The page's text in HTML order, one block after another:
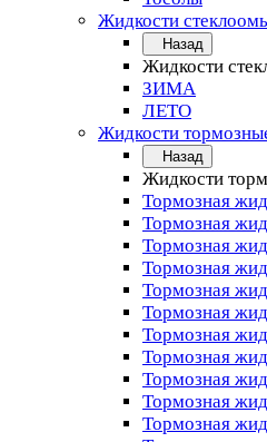
Жидкости
Назад
Жидкости
ЗИМА
ЛЕТО
Жидкости
Назад
Жидкости
Тормозная
Тормозная
Тормозная
Тормозная
Тормозная
Тормозная
Тормозная
Тормозная
Тормозная
Тормозная
Тормозная